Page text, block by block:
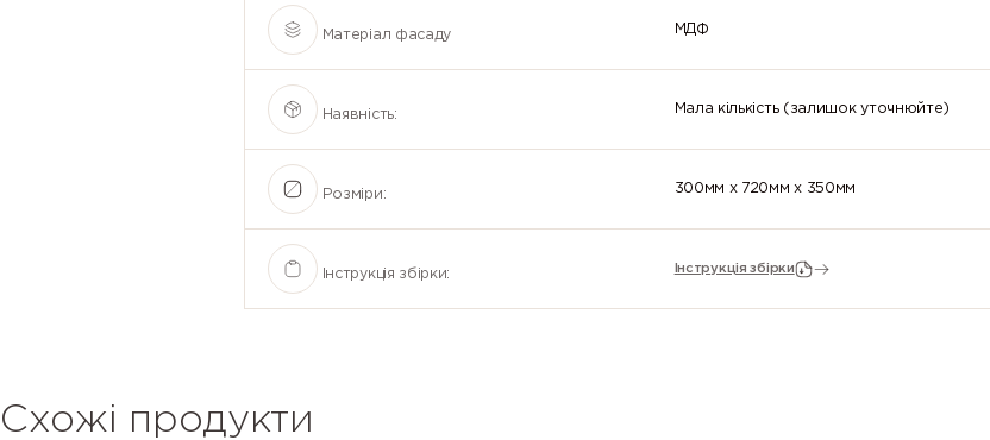
Матеріал фасаду МДФ
Наявність: Мала кількість (залишок уточнюйте)
Розміри: 300мм x 720мм x 350мм
Інструкція збірки: Інструкція збірки
Схожі продукти